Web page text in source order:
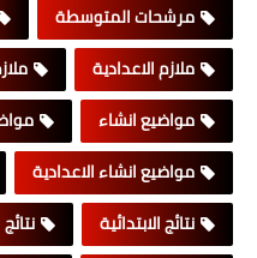
مرشحات المتوسطة
ملازم الاعدادية
مواضيع انشاء
مواضيع انشاء الاعدادية
نتائج الابتدائية